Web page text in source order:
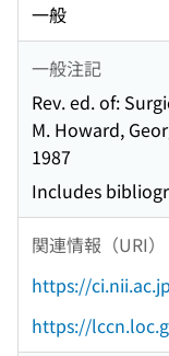
一般
一般注記
Rev. ed. of:
M. Howard,
1987
Includes
関連情報（URI）
https://
https://